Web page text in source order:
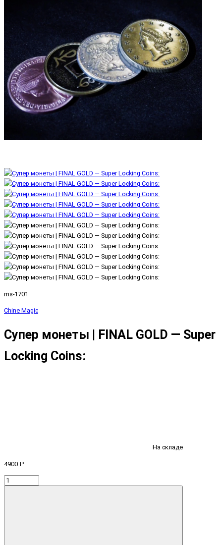
ms-1701
Chine Magic
Супер монеты | FINAL GOLD — Super
Locking Coins:
На складе
4900 ₽